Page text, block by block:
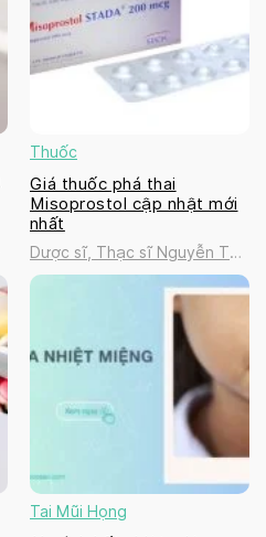
Thuốc
Giá thuốc phá thai
Misoprostol cập nhật mới
nhất
Dược sĩ, Thạc sĩ Nguyễn Thị
Thanh Tú
Tai Mũi Họng